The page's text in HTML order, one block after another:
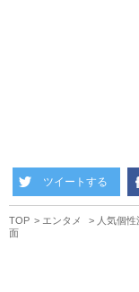
ツイートする
TOP エンタメ
人気個
面